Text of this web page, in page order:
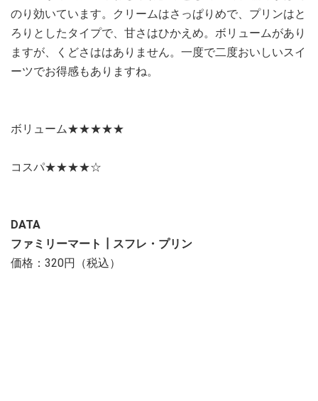
のり効いています。クリームはさっぱりめで、プリンはと
ろりとしたタイプで、甘さはひかえめ。ボリュームがあり
ますが、くどさははありません。一度で二度おいしいスイ
ーツでお得感もありますね。
ボリューム★★★★★
コスパ★★★★☆
DATA
ファミリーマート┃スフレ・プリン
価格：320円（税込）